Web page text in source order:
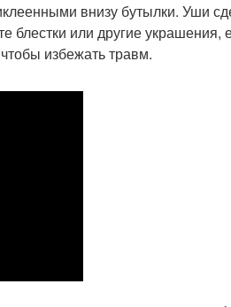
внизу бутылки. Уши
блестки или другие украшения,
избежать травм.